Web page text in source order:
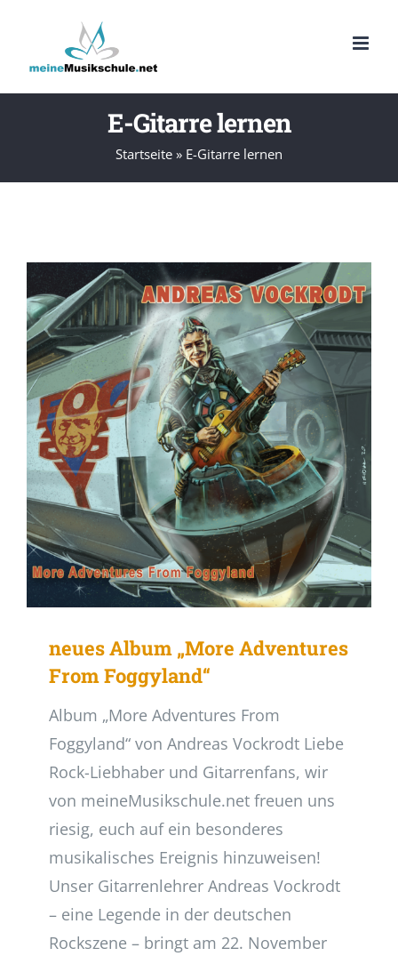
springen
E-Gitarre lernen
Startseite » E-Gitarre lernen
neues Album „More Adventures
From Foggyland“
Album „More Adventures From
Foggyland“ von Andreas Vockrodt Liebe
Rock-Liebhaber und Gitarrenfans, wir
von meineMusikschule.net freuen uns
riesig, euch auf ein besonderes
musikalisches Ereignis hinzuweisen!
Unser Gitarrenlehrer Andreas Vockrodt
– eine Legende in der deutschen
Rockszene – bringt am 22. November